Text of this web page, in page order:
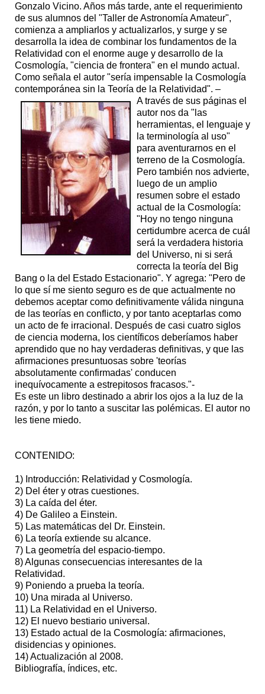
Gonzalo Vicino. Años más tarde, ante el requerimiento
de sus alumnos del "Taller de Astronomía Amateur",
comienza a ampliarlos y actualizarlos, y surge y se
desarrolla la idea de combinar los fundamentos de la
Relatividad con el enorme auge y desarrollo de la
Cosmología, "ciencia de frontera" en el mundo actual.
Como señala el autor "sería impensable la Cosmología
contemporánea sin la Teoría de la Relatividad". –
A través de sus páginas el
autor nos da "las
herramientas, el lenguaje y
la terminología al uso"
para aventurarnos en el
terreno de la Cosmología.
Pero también nos advierte,
luego de un amplio
resumen sobre el estado
actual de la Cosmología:
"Hoy no tengo ninguna
certidumbre acerca de cuál
será la verdadera historia
del Universo, ni si será
correcta la teoría del Big
Bang o la del Estado Estacionario". Y agrega: "Pero de
lo que sí me siento seguro es de que actualmente no
debemos aceptar como definitivamente válida ninguna
de las teorías en conflicto, y por tanto aceptarlas como
un acto de fe irracional. Después de casi cuatro siglos
de ciencia moderna, los científicos deberíamos haber
aprendido que no hay verdaderas definitivas, y que las
afirmaciones presuntuosas sobre 'teorías
absolutamente confirmadas' conducen
inequívocamente a estrepitosos fracasos."-
Es este un libro destinado a abrir los ojos a la luz de la
razón, y por lo tanto a suscitar las polémicas. El autor no
les tiene miedo.
CONTENIDO:
1) Introducción: Relatividad y Cosmología.
2) Del éter y otras cuestiones.
3) La caída del éter.
4) De Galileo a Einstein.
5) Las matemáticas del Dr. Einstein.
6) La teoría extiende su alcance.
7) La geometría del espacio-tiempo.
8) Algunas consecuencias interesantes de la
Relatividad.
9) Poniendo a prueba la teoría.
10) Una mirada al Universo.
11) La Relatividad en el Universo.
12) El nuevo bestiario universal.
13) Estado actual de la Cosmología: afirmaciones,
disidencias y opiniones.
14) Actualización al 2008.
Bibliografía, índices, etc.